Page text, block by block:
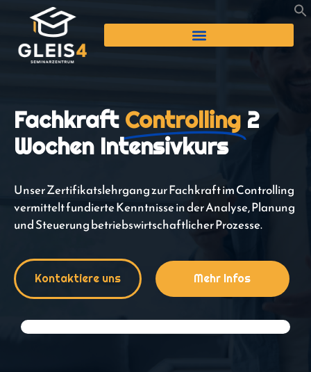
Fachkraft Controlling 2
Wochen Intensivkurs
Unser Zertifikatslehrgang zur Fachkraft im Controlling
vermittelt fundierte Kenntnisse in der Analyse, Planung
und Steuerung betriebswirtschaftlicher Prozesse.
Mehr Infos
Kontaktiere uns